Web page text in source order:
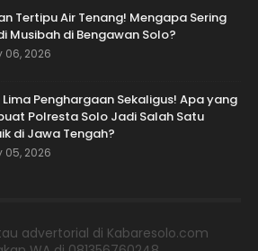
Tertipu Air Tenang! Mengapa Sering
Musibah di Bengawan Solo?
06, 2026
Lima Penghargaan Sekaligus! Apa yang
Polresta Solo Jadi Salah Satu
di Jawa Tengah?
05, 2026
advertorial di Kabaresolo.com